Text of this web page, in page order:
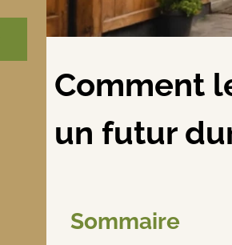
Comment
un futur
Sommaire